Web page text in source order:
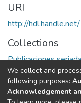
URI
http://
Collections
Publicaciones
Full item page
We collect and
following purposes:
Acknowledgement